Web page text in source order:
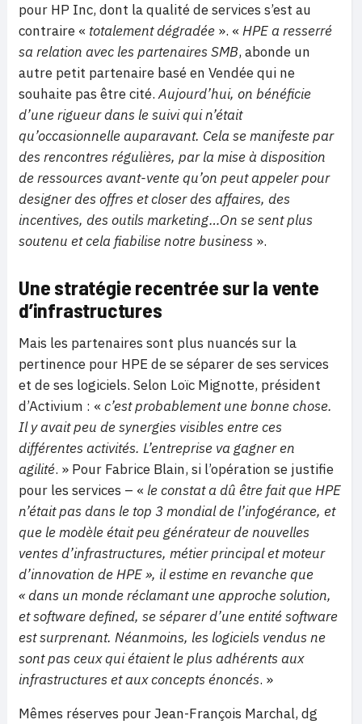
pour HP Inc, dont la qualité de services s’est au
contraire « totalement dégradée ». « HPE a resserré
sa relation avec les partenaires SMB, abonde un
autre petit partenaire basé en Vendée qui ne
souhaite pas être cité.Aujourd’hui, on bénéficie
d’une rigueur dans le suivi qui n’était
qu’occasionnelle auparavant. Cela se manifeste par
des rencontres régulières, par la mise à disposition
de ressources avant-vente qu’on peut appeler pour
designer des offres et closer des affaires, des
incentives, des outils marketing…On se sent plus
soutenu et cela fiabilise notre business ».
Une stratégie recentrée sur la vente
d’infrastructures
Mais les partenaires sont plus nuancés sur la
pertinence pour HPE de se séparer de ses services
et de ses logiciels. Selon Loïc Mignotte, président
d’Activium : « c’est probablement une bonne chose.
Il y avait peu de synergies visibles entre ces
différentes activités. L’entreprise va gagner en
agilité. » Pour Fabrice Blain, si l’opération se justifie
pour les services – « le constat a dû être fait que HPE
n’était pas dans le top 3 mondial de l’infogérance, et
que le modèle était peu générateur de nouvelles
ventes d’infrastructures, métier principal et moteur
d’innovation de HPE », il estime en revanche que
« dans un monde réclamant une approche solution,
et software defined, se séparer d’une entité software
est surprenant. Néanmoins, les logiciels vendus ne
sont pas ceux qui étaient le plus adhérents aux
infrastructures et aux concepts énoncés. »
Mêmes réserves pour Jean-François Marchal, dg